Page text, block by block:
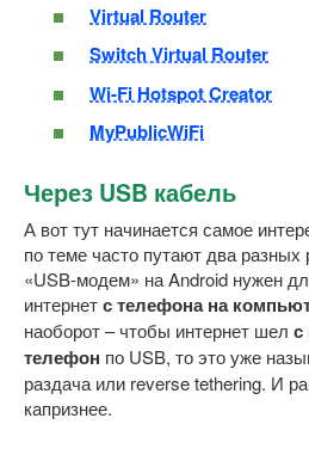
Virtual Router
Switch Virtual Router
Wi-Fi Hotspot Creator
MyPublicWiFi
Через USB кабель
А вот тут начинается самое
по теме часто путают два
«USB-модем» на Android нужен
интернетс телефона на
наоборот – чтобы интернет шел с
телефон по USB, то это уже
раздача или reverse tethering. И
капризнее.